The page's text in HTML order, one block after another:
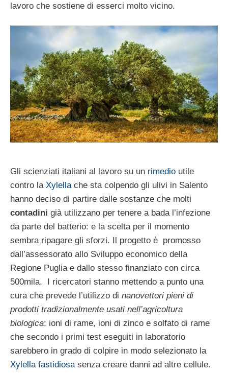
lavoro che sostiene di esserci molto vicino.
Gli scienziati italiani al lavoro su un rimedio utile
contro la Xylellache sta colpendo gli ulivi in Salento
hanno deciso di partire dalle sostanze che molti
contadini già utilizzano per tenere a bada l’infezione
da parte del batterio: e la scelta per il momento
sembra ripagare gli sforzi. Il progetto è promosso
dall’assessorato allo Sviluppo economico della
Regione Puglia e dallo stesso finanziato con circa
500mila. I ricercatori stanno mettendo a punto una
cura che prevede l’utilizzo di nanovettori pieni di
prodotti tradizionalmente usati nell’agricoltura
biologica: ioni di rame, ioni di zinco e solfato di rame
che secondo i primi test eseguiti in laboratorio
sarebbero in grado di colpire in modo selezionato la
Xylella fastidiosasenza creare danni ad altre cellule.